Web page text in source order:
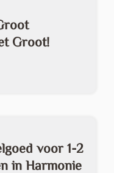
Groot!
voor 1-2
in Harmonie